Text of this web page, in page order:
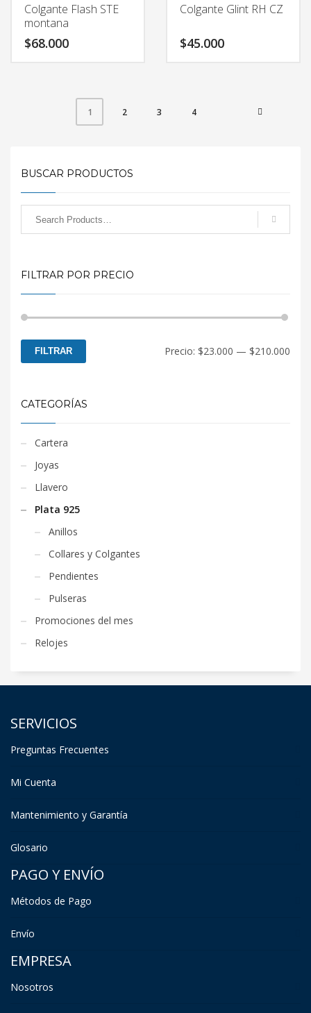
Colgante Flash STE
montana
$68.000
Colgante Glint RH CZ
$45.000
1 2 3 4
BUSCAR PRODUCTOS
FILTRAR POR PRECIO
FILTRAR Precio: $23.000 — $210.000
CATEGORÍAS
Cartera
Joyas
Llavero
Plata 925
Anillos
Collares y Colgantes
Pendientes
Pulseras
Promociones del mes
Relojes
SERVICIOS
Preguntas Frecuentes
Mi Cuenta
Mantenimiento y Garantía
Glosario
PAGO Y ENVÍO
Métodos de Pago
Envío
EMPRESA
Nosotros